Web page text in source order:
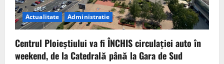
Actualitate Administratie
Centrul Ploieștiului va fi ÎNCHIS circulației auto în
weekend, de la Catedrală până la Gara de Sud